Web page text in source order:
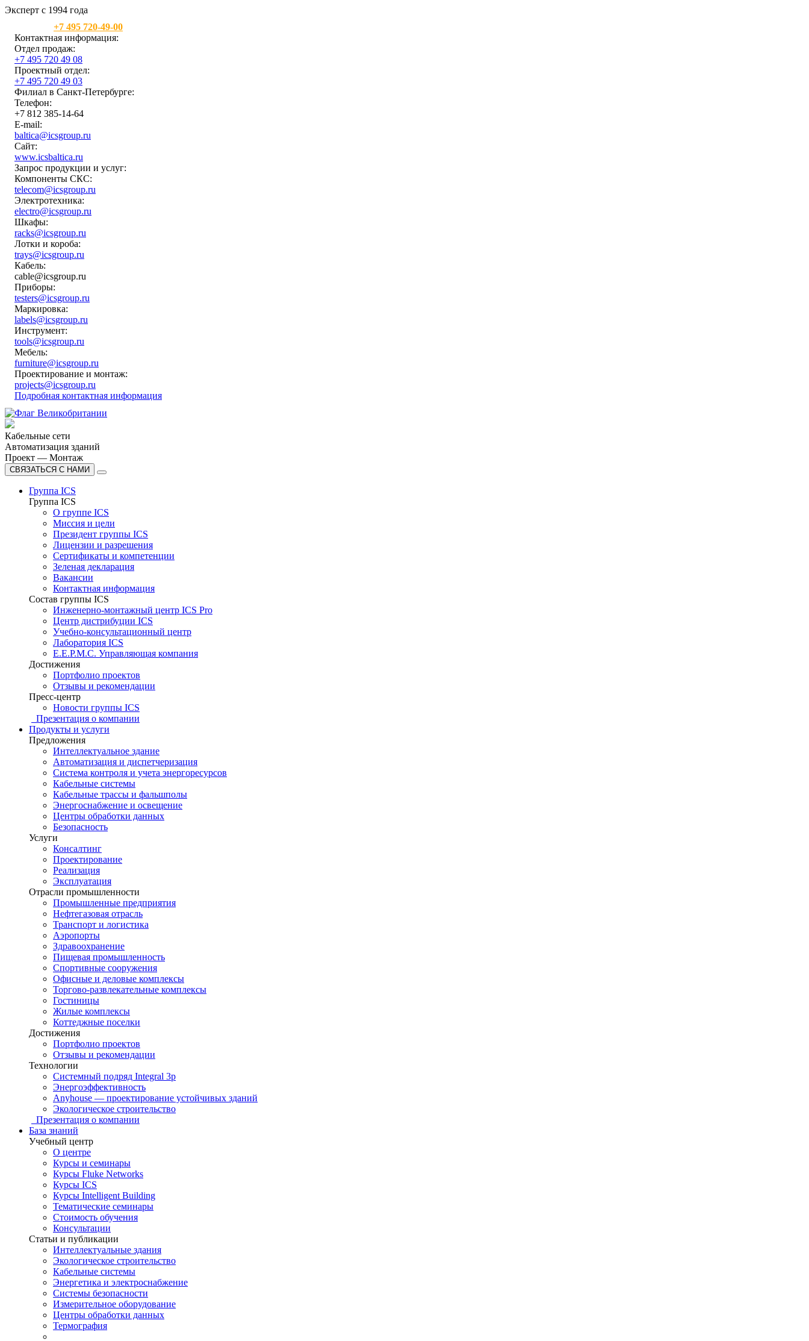
Эксперт с 1994 года
+7 495 720-49-00
Контактная информация:
Отдел продаж:
+7 495 720 49 08
Проектный отдел:
+7 495 720 49 03
Филиал в Санкт-Петербурге:
Телефон:
+7 812 385-14-64
E-mail:
baltica@icsgroup.ru
Сайт:
www.icsbaltica.ru
Запрос продукции и услуг:
Компоненты СКС:
telecom@icsgroup.ru
Электротехника:
electro@icsgroup.ru
Шкафы:
racks@icsgroup.ru
Лотки и короба:
trays@icsgroup.ru
Кабель:
cable@icsgroup.ru
Приборы:
testers@icsgroup.ru
Маркировка:
labels@icsgroup.ru
Инструмент:
tools@icsgroup.ru
Мебель:
furniture@icsgroup.ru
Проектирование и монтаж:
projects@icsgroup.ru
Подробная контактная информация
Кабельные сети
Автоматизация зданий
Проект — Монтаж
СВЯЗАТЬСЯ С НАМИ
Группа ICS
Группа ICS
О группе ICS
Миссия и цели
Президент группы ICS
Лицензии и разрешения
Сертификаты и компетенции
Зеленая декларация
Вакансии
Контактная информация
Состав группы ICS
Инженерно-монтажный центр ICS Pro
Центр дистрибуции ICS
Учебно-консультационный центр
Лаборатория ICS
E.E.P.M.C. Управляющая компания
Достижения
Портфолио проектов
Отзывы и рекомендации
Пресс-центр
Новости группы ICS
Презентация о компании
Продукты и услуги
Предложения
Интеллектуальное здание
Автоматизация и диспетчеризация
Система контроля и учета энергоресурсов
Кабельные системы
Кабельные трассы и фальшполы
Энергоснабжение и освещение
Центры обработки данных
Безопасность
Услуги
Консалтинг
Проектирование
Реализация
Эксплуатация
Отрасли промышленности
Промышленные предприятия
Нефтегазовая отрасль
Транспорт и логистика
Аэропорты
Здравоохранение
Пищевая промышленность
Спортивные сооружения
Офисные и деловые комплексы
Торгово-развлекательные комплексы
Гостиницы
Жилые комплексы
Коттеджные поселки
Достижения
Портфолио проектов
Отзывы и рекомендации
Технологии
Системный подряд Integral 3p
Энергоэффективность
Anyhouse — проектирование устойчивых зданий
Экологическое строительство
Презентация о компании
База знаний
Учебный центр
О центре
Курсы и семинары
Курсы Fluke Networks
Курсы ICS
Курсы Intelligent Building
Тематические семинары
Стоимость обучения
Консультации
Статьи и публикации
Интеллектуальные здания
Экологическое строительство
Кабельные системы
Энергетика и электроснабжение
Системы безопасности
Измерительное оборудование
Центры обработки данных
Термография